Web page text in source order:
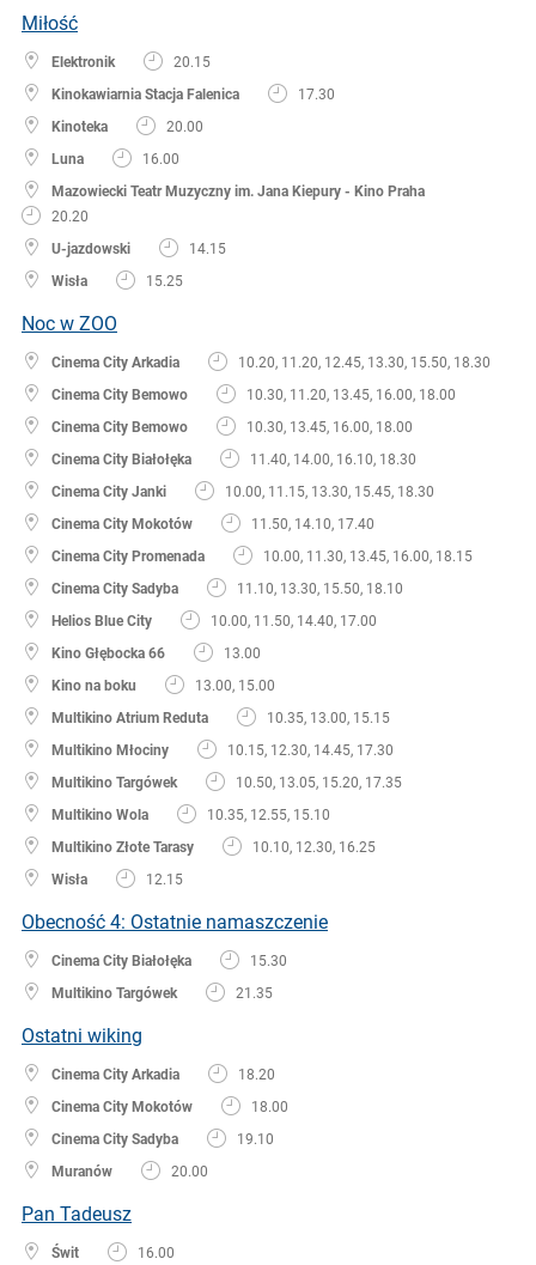
Miłość
Elektronik
20.15
Kinokawiarnia Stacja Falenica
17.30
Kinoteka
20.00
Luna
16.00
Mazowiecki Teatr Muzyczny im. Jana Kiepury - Kino Praha
20.20
U-jazdowski
14.15
Wisła
15.25
Noc w ZOO
Cinema City Arkadia
10.20, 11.20, 12.45, 13.30, 15.50, 18.30
Cinema City Bemowo
10.30, 11.20, 13.45, 16.00, 18.00
Cinema City Bemowo
10.30, 13.45, 16.00, 18.00
Cinema City Białołęka
11.40, 14.00, 16.10, 18.30
Cinema City Janki
10.00, 11.15, 13.30, 15.45, 18.30
Cinema City Mokotów
11.50, 14.10, 17.40
Cinema City Promenada
10.00, 11.30, 13.45, 16.00, 18.15
Cinema City Sadyba
11.10, 13.30, 15.50, 18.10
Helios Blue City
10.00, 11.50, 14.40, 17.00
Kino Głębocka 66
13.00
Kino na boku
13.00, 15.00
Multikino Atrium Reduta
10.35, 13.00, 15.15
Multikino Młociny
10.15, 12.30, 14.45, 17.30
Multikino Targówek
10.50, 13.05, 15.20, 17.35
Multikino Wola
10.35, 12.55, 15.10
Multikino Złote Tarasy
10.10, 12.30, 16.25
Wisła
12.15
Obecność 4: Ostatnie namaszczenie
Cinema City Białołęka
15.30
Multikino Targówek
21.35
Ostatni wiking
Cinema City Arkadia
18.20
Cinema City Mokotów
18.00
Cinema City Sadyba
19.10
Muranów
20.00
Pan Tadeusz
Świt 16.00